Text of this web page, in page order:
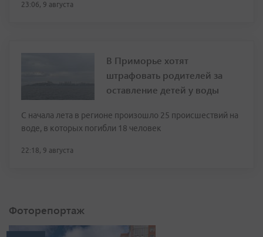
23:06, 9 августа
В Приморье хотят
штрафовать родителей за
оставление детей у воды
С начала лета в регионе произошло 25 происшествий на
воде, в которых погибли 18 человек
22:18, 9 августа
Фоторепортаж